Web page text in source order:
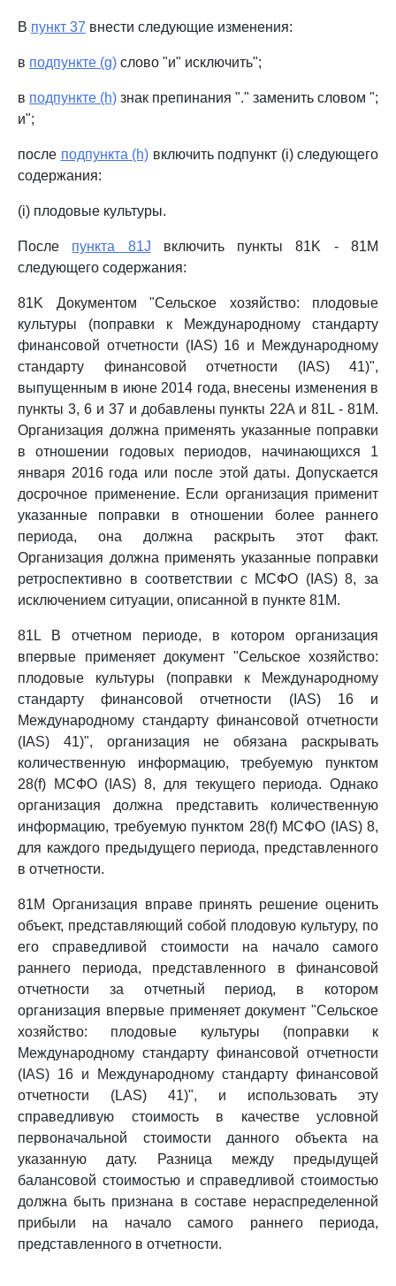
В пункт 37 внести следующие изменения:
в подпункте (g) слово "и" исключить";
в подпункте (h) знак препинания "." заменить словом ";
и";
после подпункта (h) включить подпункт (i) следующего
содержания:
(i) плодовые культуры.
После пункта 81J включить пункты 81K - 81M
следующего содержания:
81K Документом "Сельское хозяйство: плодовые
культуры (поправки к Международному стандарту
финансовой отчетности (IAS) 16 и Международному
стандарту финансовой отчетности (IAS) 41)",
выпущенным в июне 2014 года, внесены изменения в
пункты 3, 6 и 37 и добавлены пункты 22A и 81L - 81M.
Организация должна применять указанные поправки
в отношении годовых периодов, начинающихся 1
января 2016 года или после этой даты. Допускается
досрочное применение. Если организация применит
указанные поправки в отношении более раннего
периода, она должна раскрыть этот факт.
Организация должна применять указанные поправки
ретроспективно в соответствии с МСФО (IAS) 8, за
исключением ситуации, описанной в пункте 81M.
81L В отчетном периоде, в котором организация
впервые применяет документ "Сельское хозяйство:
плодовые культуры (поправки к Международному
стандарту финансовой отчетности (IAS) 16 и
Международному стандарту финансовой отчетности
(IAS) 41)", организация не обязана раскрывать
количественную информацию, требуемую пунктом
28(f) МСФО (IAS) 8, для текущего периода. Однако
организация должна представить количественную
информацию, требуемую пунктом 28(f) МСФО (IAS) 8,
для каждого предыдущего периода, представленного
в отчетности.
81M Организация вправе принять решение оценить
объект, представляющий собой плодовую культуру, по
его справедливой стоимости на начало самого
раннего периода, представленного в финансовой
отчетности за отчетный период, в котором
организация впервые применяет документ "Сельское
хозяйство: плодовые культуры (поправки к
Международному стандарту финансовой отчетности
(IAS) 16 и Международному стандарту финансовой
отчетности (LAS) 41)", и использовать эту
справедливую стоимость в качестве условной
первоначальной стоимости данного объекта на
указанную дату. Разница между предыдущей
балансовой стоимостью и справедливой стоимостью
должна быть признана в составе нераспределенной
прибыли на начало самого раннего периода,
представленного в отчетности.